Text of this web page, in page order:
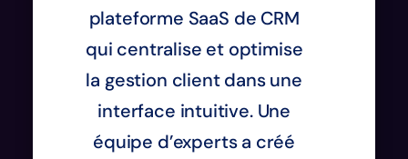
plateforme SaaS de CRM
qui centralise et optimise
la gestion client dans une
interface intuitive. Une
équipe d’experts a créé